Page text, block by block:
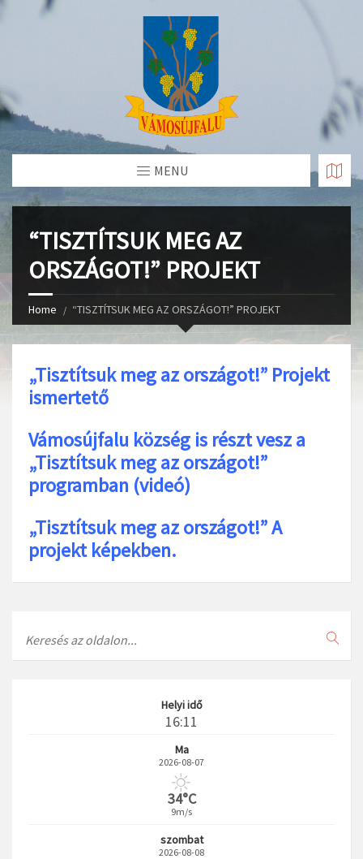
Skip
MENU
“TISZTÍTSUK MEG AZ
ORSZÁGOT!” PROJEKT
Home “TISZTÍTSUK MEG AZ ORSZÁGOT!” PROJEKT
„Tisztítsuk meg az országot!” Projekt
ismertető
Vámosújfalu község is részt vesz a
„Tisztítsuk meg az országot!”
programban (videó)
„Tisztítsuk meg az országot!” A
projekt képekben.
Helyi idő
16:11
Ma
2026-08-07
34°C
9m/s
szombat
2026-08-08